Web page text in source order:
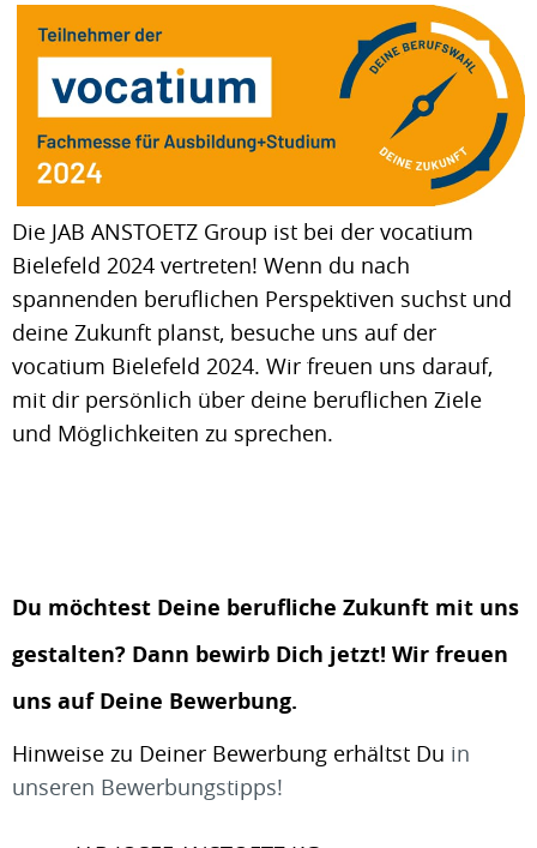
Die JAB ANSTOETZ Group ist bei der vocatium
Bielefeld 2024 vertreten! Wenn du nach
spannenden beruflichen Perspektiven suchst und
deine Zukunft planst, besuche uns auf der
vocatium Bielefeld 2024. Wir freuen uns darauf,
mit dir persönlich über deine beruflichen Ziele
und Möglichkeiten zu sprechen.
Du möchtest Deine berufliche Zukunft mit uns
gestalten? Dann bewirb Dich jetzt! Wir freuen
uns auf Deine Bewerbung.
Hinweise zu Deiner Bewerbung erhältst Du in
unseren Bewerbungstipps!